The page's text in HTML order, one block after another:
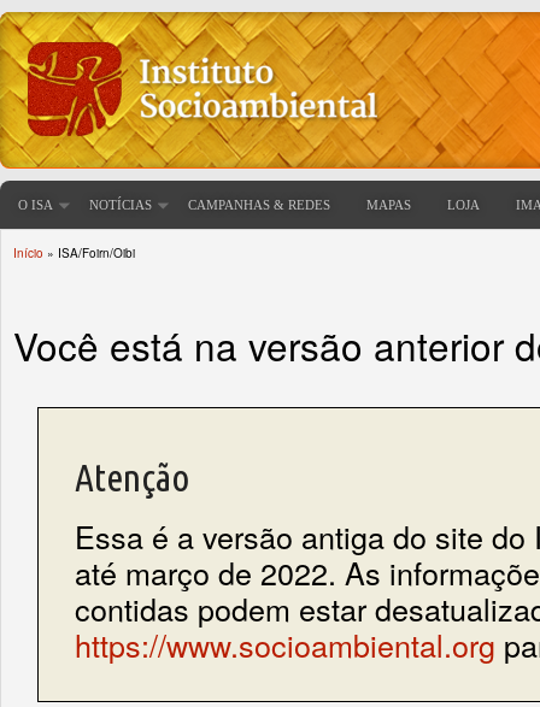
O ISA NOTÍCIAS CAMPANHAS & REDES MAPAS LOJA
Início » ISA/Foirn/Oibi
Você está na versão anterior
Atenção
Essa é a versão antiga do site do
até março de 2022. As
contidas podem estar
https://www.socioambiental.org